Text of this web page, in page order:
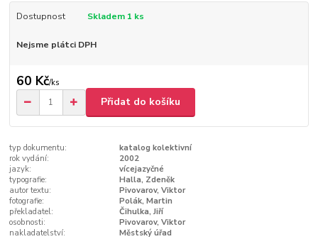
Dostupnost Skladem 1 ks
Nejsme plátci DPH
60 Kč/ks
Přidat do košíku
typ dokumentu:
katalog kolektivní
rok vydání:
2002
jazyk:
vícejazyčné
typografie:
Halla, Zdeněk
autor textu:
Pivovarov, Viktor
fotografie:
Polák, Martin
překladatel:
Čihulka, Jiří
osobnosti:
Pivovarov, Viktor
nakladatelství:
Městský úřad